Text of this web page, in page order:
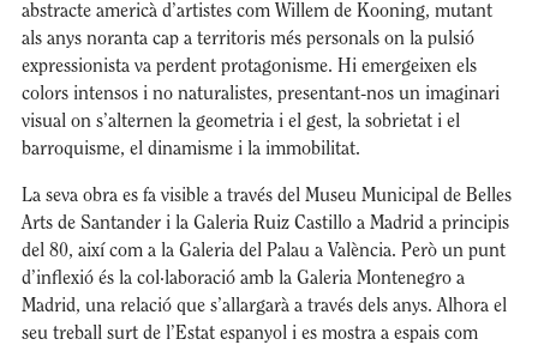
abstracte americà d’artistes com Willem de Kooning, mutant
als anys noranta cap a territoris més personals on la pulsió
expressionista va perdent protagonisme. Hi emergeixen els
colors intensos i no naturalistes, presentant-nos un imaginari
visual on s’alternen la geometria i el gest, la sobrietat i el
barroquisme, el dinamisme i la immobilitat.
La seva obra es fa visible a través del Museu Municipal de Belles
Arts de Santander i la Galeria Ruiz Castillo a Madrid a principis
del 80, així com a la Galeria del Palau a València. Però un punt
d’inflexió és la col·laboració amb la Galeria Montenegro a
Madrid, una relació que s’allargarà a través dels anys. Alhora el
seu treball surt de l’Estat espanyol i es mostra a espais com